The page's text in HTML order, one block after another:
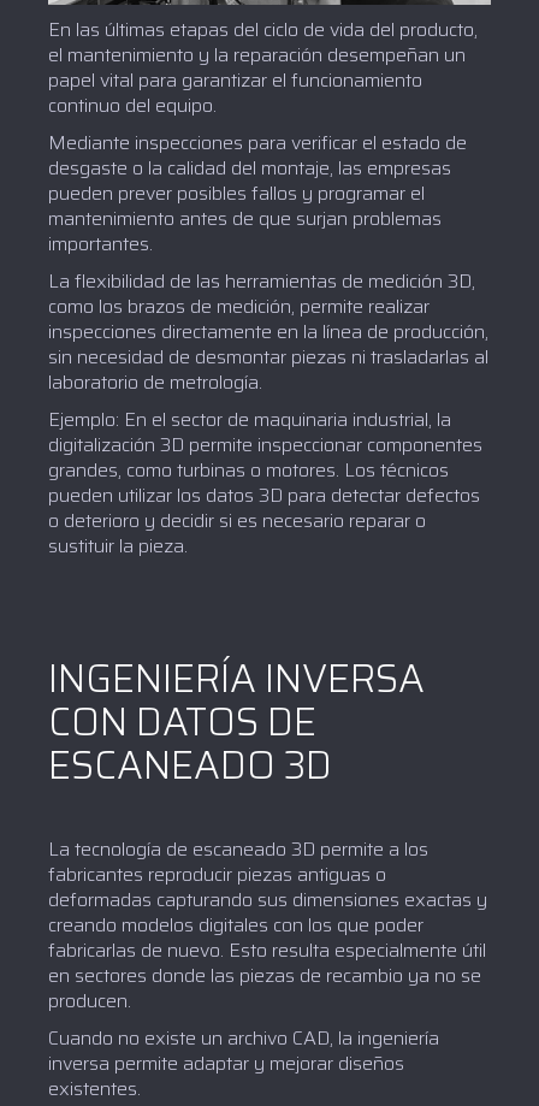
En las últimas etapas del ciclo de vida del producto,
el mantenimiento y la reparación desempeñan un
papel vital para garantizar el funcionamiento
continuo del equipo.
Mediante inspecciones para verificar el estado de
desgaste o la calidad del montaje, las empresas
pueden prever posibles fallos y programar el
mantenimiento antes de que surjan problemas
importantes.
La flexibilidad de las herramientas de medición 3D,
como los brazos de medición, permite realizar
inspecciones directamente en la línea de producción,
sin necesidad de desmontar piezas ni trasladarlas al
laboratorio de metrología.
Ejemplo: En el sector de maquinaria industrial, la
digitalización 3D permite inspeccionar componentes
grandes, como turbinas o motores. Los técnicos
pueden utilizar los datos 3D para detectar defectos
o deterioro y decidir si es necesario reparar o
sustituir la pieza.
INGENIERÍA INVERSA
CON DATOS DE
ESCANEADO 3D
La tecnología de escaneado 3D permite a los
fabricantes reproducir piezas antiguas o
deformadas capturando sus dimensiones exactas y
creando modelos digitales con los que poder
fabricarlas de nuevo. Esto resulta especialmente útil
en sectores donde las piezas de recambio ya no se
producen.
Cuando no existe un archivo CAD, la ingeniería
inversa permite adaptar y mejorar diseños
existentes.